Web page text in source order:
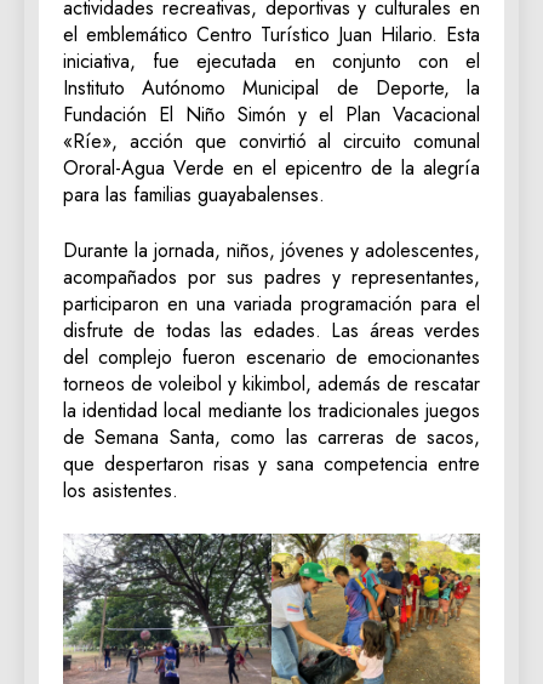
actividades recreativas, deportivas y culturales en
el emblemático Centro Turístico Juan Hilario. Esta
iniciativa, fue ejecutada en conjunto con el
Instituto Autónomo Municipal de Deporte, la
Fundación El Niño Simón y el Plan Vacacional
«Ríe», acción que convirtió al circuito comunal
Ororal-Agua Verde en el epicentro de la alegría
para las familias guayabalenses.
Durante la jornada, niños, jóvenes y adolescentes,
acompañados por sus padres y representantes,
participaron en una variada programación para el
disfrute de todas las edades. Las áreas verdes
del complejo fueron escenario de emocionantes
torneos de voleibol y kikimbol, además de rescatar
la identidad local mediante los tradicionales juegos
de Semana Santa, como las carreras de sacos,
que despertaron risas y sana competencia entre
los asistentes.